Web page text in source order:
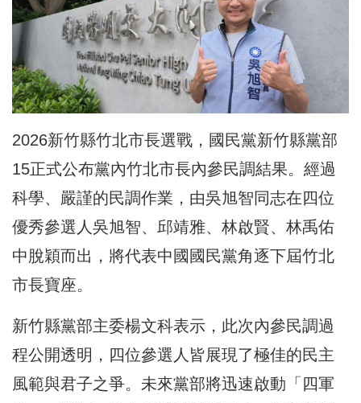
2026新竹縣竹北市長選戰，國民黨新竹縣黨部
15正式公布黨內竹北市長內參民調結果。經過
科學、嚴謹的民調作業，由吳旭智同志在四位
優秀參選人吳旭智、邱靖雅、林啟賢、林禹佑
中脫穎而出，將代表中國國民黨角逐下屆竹北
市長寶座。
新竹縣黨部主委楊文科表示，此次內參民調過
程公開透明，四位參選人皆展現了極佳的民主
風範與君子之爭。未來黨部將迅速啟動「四軍